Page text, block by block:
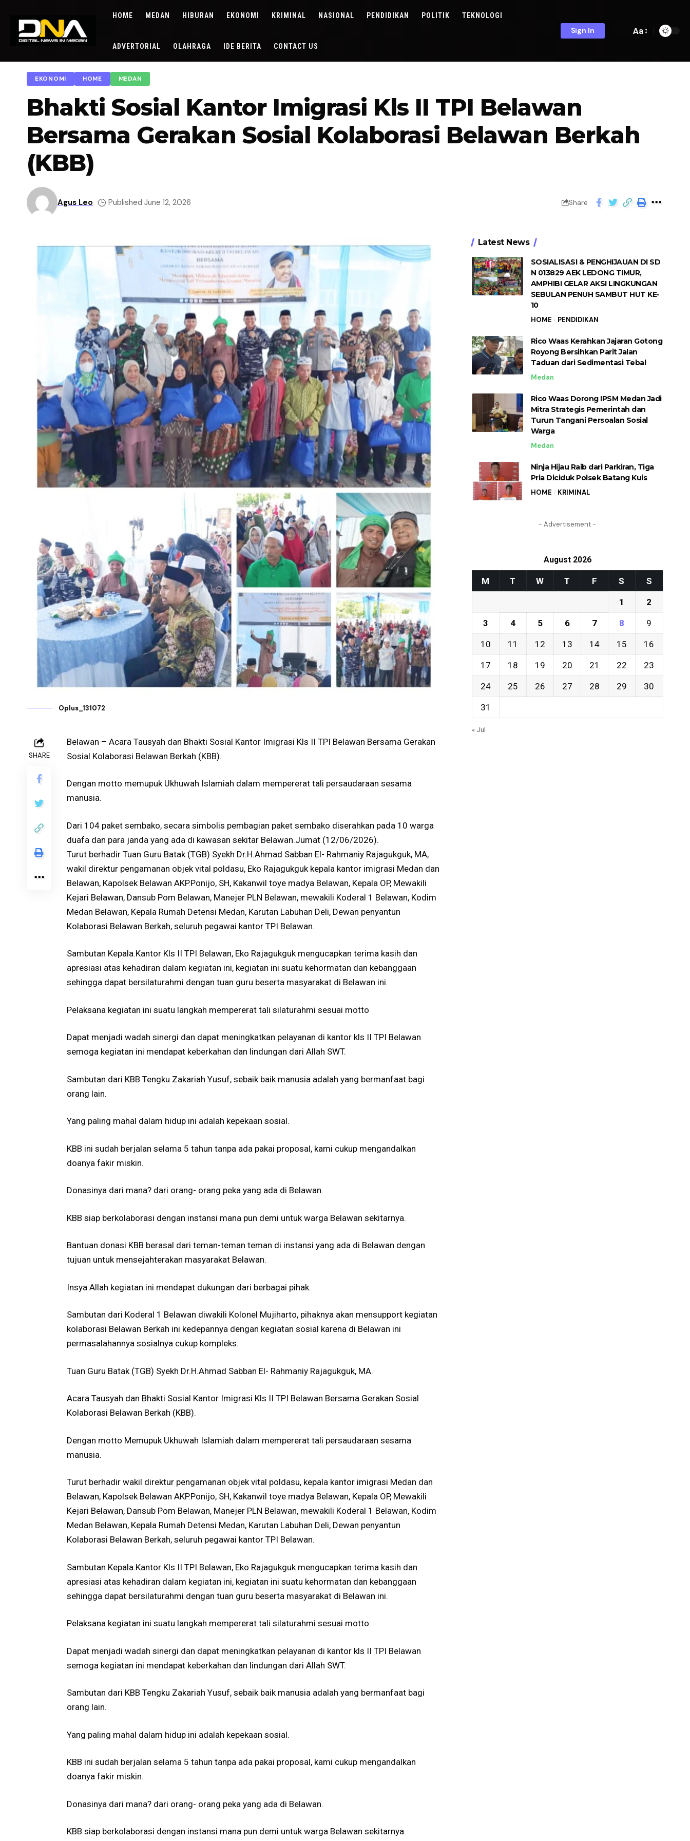
HOME MEDAN HIBURAN EKONOMI KRIMINAL NASIONAL PENDIDIKAN POLITIK TEKNOLOGI
ADVERTORIAL OLAHRAGA IDE BERITA CONTACT US
Sign In Aa
EKONOMI HOME MEDAN
Bhakti Sosial Kantor Imigrasi Kls II TPI Belawan
Bersama Gerakan Sosial Kolaborasi Belawan Berkah
(KBB)
Agus Leo Published June 12, 2026 Share
Oplus_131072
SHARE
Belawan – Acara Tausyah dan Bhakti Sosial Kantor Imigrasi Kls II TPI Belawan Bersama Gerakan
Sosial Kolaborasi Belawan Berkah (KBB).
Dengan motto memupuk Ukhuwah Islamiah dalam mempererat tali persaudaraan sesama
manusia.
Dari 104 paket sembako, secara simbolis pembagian paket sembako diserahkan pada 10 warga
duafa dan para janda yang ada di kawasan sekitar Belawan.Jumat (12/06/2026).
Turut berhadir Tuan Guru Batak (TGB) Syekh Dr.H.Ahmad Sabban El- Rahmaniy Rajagukguk, MA,
wakil direktur pengamanan objek vital poldasu, Eko Rajagukguk kepala kantor imigrasi Medan dan
Belawan, Kapolsek Belawan AKP.Ponijo, SH, Kakanwil toye madya Belawan, Kepala OP, Mewakili
Kejari Belawan, Dansub Pom Belawan, Manejer PLN Belawan, mewakili Koderal 1 Belawan, Kodim
Medan Belawan, Kepala Rumah Detensi Medan, Karutan Labuhan Deli, Dewan penyantun
Kolaborasi Belawan Berkah, seluruh pegawai kantor TPI Belawan.
Sambutan Kepala.Kantor Kls II TPI Belawan, Eko Rajagukguk mengucapkan terima kasih dan
apresiasi atas kehadiran dalam kegiatan ini, kegiatan ini suatu kehormatan dan kebanggaan
sehingga dapat bersilaturahmi dengan tuan guru beserta masyarakat di Belawan ini.
Pelaksana kegiatan ini suatu langkah mempererat tali silaturahmi sesuai motto
Dapat menjadi wadah sinergi dan dapat meningkatkan pelayanan di kantor kls II TPI Belawan
semoga kegiatan ini mendapat keberkahan dan lindungan dari Allah SWT.
Sambutan dari KBB Tengku Zakariah Yusuf, sebaik baik manusia adalah yang bermanfaat bagi
orang lain.
Yang paling mahal dalam hidup ini adalah kepekaan sosial.
KBB ini sudah berjalan selama 5 tahun tanpa ada pakai proposal, kami cukup mengandalkan
doanya fakir miskin.
Donasinya dari mana? dari orang- orang peka yang ada di Belawan.
KBB siap berkolaborasi dengan instansi mana pun demi untuk warga Belawan sekitarnya.
Bantuan donasi KBB berasal dari teman-teman teman di instansi yang ada di Belawan dengan
tujuan untuk mensejahterakan masyarakat Belawan.
Insya Allah kegiatan ini mendapat dukungan dari berbagai pihak.
Sambutan dari Koderal 1 Belawan diwakili Kolonel Mujiharto, pihaknya akan mensupport kegiatan
kolaborasi Belawan Berkah ini kedepannya dengan kegiatan sosial karena di Belawan ini
permasalahannya sosialnya cukup kompleks.
Tuan Guru Batak (TGB) Syekh Dr.H.Ahmad Sabban El- Rahmaniy Rajagukguk, MA.
Acara Tausyah dan Bhakti Sosial Kantor Imigrasi Kls II TPI Belawan Bersama Gerakan Sosial
Kolaborasi Belawan Berkah (KBB).
Dengan motto Memupuk Ukhuwah Islamiah dalam mempererat tali persaudaraan sesama
manusia.
Turut berhadir wakil direktur pengamanan objek vital poldasu, kepala kantor imigrasi Medan dan
Belawan, Kapolsek Belawan AKP.Ponijo, SH, Kakanwil toye madya Belawan, Kepala OP, Mewakili
Kejari Belawan, Dansub Pom Belawan, Manejer PLN Belawan, mewakili Koderal 1 Belawan, Kodim
Medan Belawan, Kepala Rumah Detensi Medan, Karutan Labuhan Deli, Dewan penyantun
Kolaborasi Belawan Berkah, seluruh pegawai kantor TPI Belawan.
Sambutan Kepala.Kantor Kls II TPI Belawan, Eko Rajagukguk mengucapkan terima kasih dan
apresiasi atas kehadiran dalam kegiatan ini, kegiatan ini suatu kehormatan dan kebanggaan
sehingga dapat bersilaturahmi dengan tuan guru beserta masyarakat di Belawan ini.
Pelaksana kegiatan ini suatu langkah mempererat tali silaturahmi sesuai motto
Dapat menjadi wadah sinergi dan dapat meningkatkan pelayanan di kantor kls II TPI Belawan
semoga kegiatan ini mendapat keberkahan dan lindungan dari Allah SWT.
Sambutan dari KBB Tengku Zakariah Yusuf, sebaik baik manusia adalah yang bermanfaat bagi
orang lain.
Yang paling mahal dalam hidup ini adalah kepekaan sosial.
KBB ini sudah berjalan selama 5 tahun tanpa ada pakai proposal, kami cukup mengandalkan
doanya fakir miskin.
Donasinya dari mana? dari orang- orang peka yang ada di Belawan.
KBB siap berkolaborasi dengan instansi mana pun demi untuk warga Belawan sekitarnya.
Latest News
SOSIALISASI & PENGHIJAUAN DI SD
N 013829 AEK LEDONG TIMUR,
AMPHIBI GELAR AKSI LINGKUNGAN
SEBULAN PENUH SAMBUT HUT KE-
10
HOME PENDIDIKAN
Rico Waas Kerahkan Jajaran Gotong
Royong Bersihkan Parit Jalan
Taduan dari Sedimentasi Tebal
Medan
Rico Waas Dorong IPSM Medan Jadi
Mitra Strategis Pemerintah dan
Turun Tangani Persoalan Sosial
Warga
Medan
Ninja Hijau Raib dari Parkiran, Tiga
Pria Diciduk Polsek Batang Kuis
HOME KRIMINAL
- Advertisement -
August 2026
M T W T F S S
1 2
3 4 5 6 7 8 9
10 11 12 13 14 15 16
17 18 19 20 21 22 23
24 25 26 27 28 29 30
31
« Jul